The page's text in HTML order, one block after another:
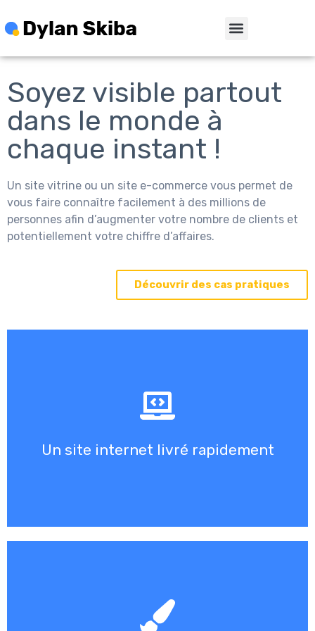
Soyez visible partout
dans le monde à
chaque instant !
Un site vitrine ou un site e-commerce vous permet de
vous faire connaître facilement à des millions de
personnes afin d’augmenter votre nombre de clients et
potentiellement votre chiffre d’affaires.
Découvrir des cas pratiques
Un site internet livré rapidement
Des aperçus en quelques jours
? Quelques jours à une semaine peuvent suffir à réaliser
une première ébauche de votre site internet.
design, n'hésitez pas à nous en faire part ! On s'adapte
pour faire un site internet aux mêmes couleurs que